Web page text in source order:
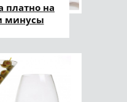
платно на
минусы